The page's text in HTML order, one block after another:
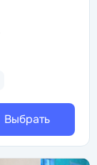
Выбрать